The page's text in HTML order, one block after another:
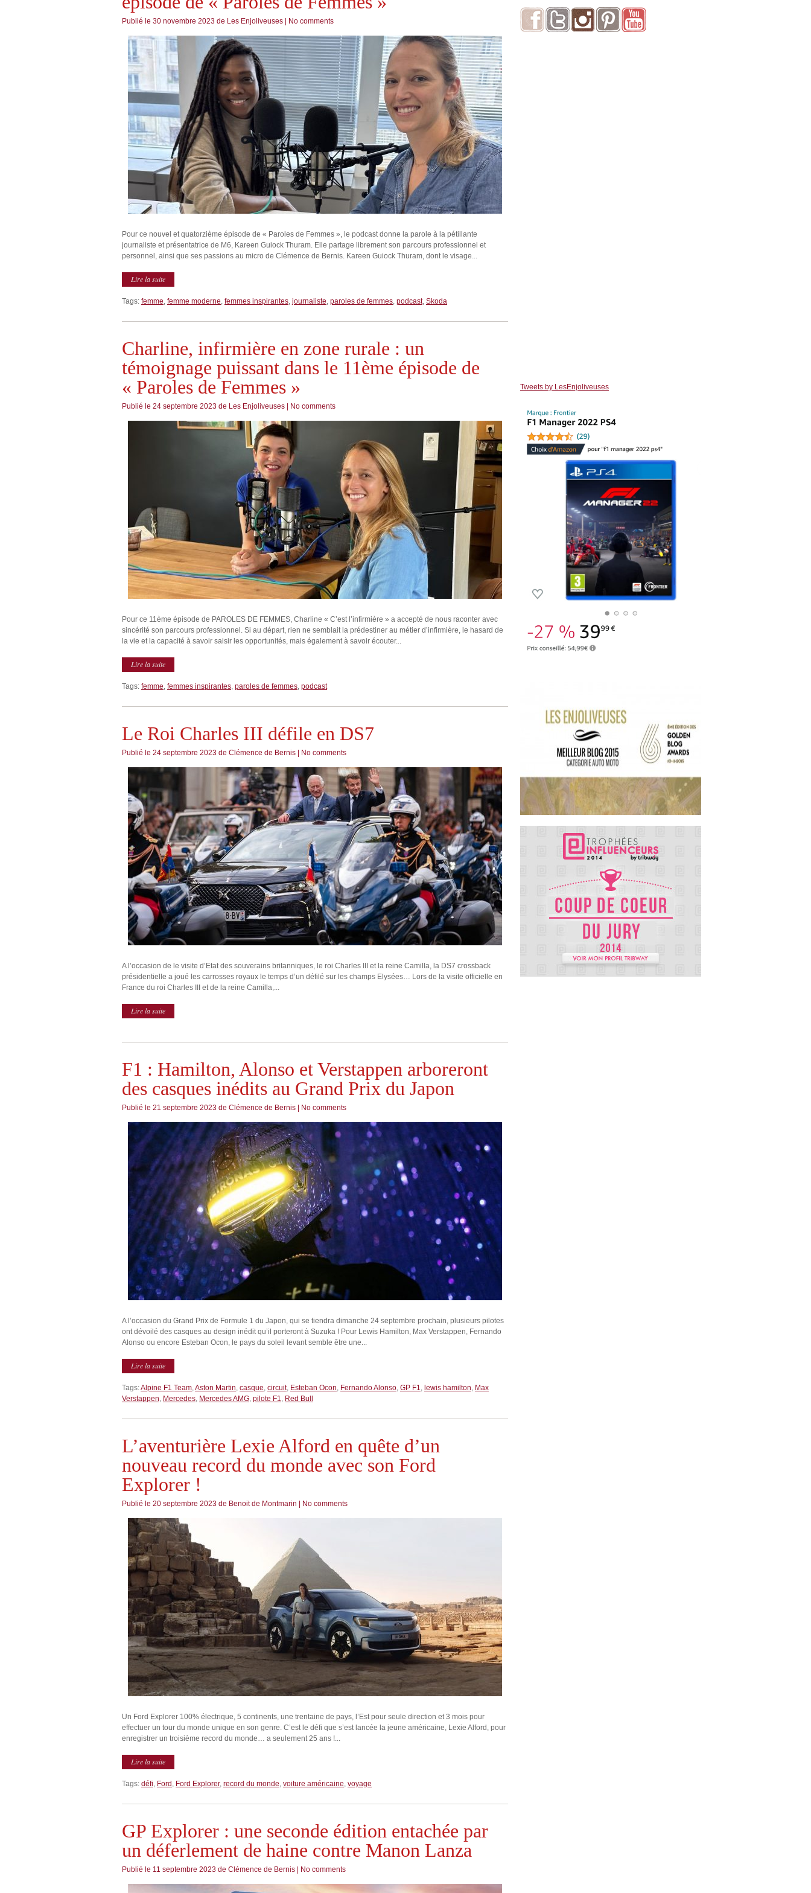
Tweets by LesEnjoliveuses
Publié le 30 novembre 2023 de Les Enjoliveuses No comments
Pour ce nouvel et quatorzième épisode de « Paroles de Femmes », le podcast donne la parole à la pétillante
journaliste et présentatrice de M6, Kareen Guiock Thuram. Elle partage librement son parcours professionnel et
personnel, ainsi que ses passions au micro de Clémence de Bernis. Kareen Guiock Thuram, dont le visage...
Lire la suite
Tags: femme, femme moderne, femmes inspirantes, journaliste, paroles de femmes, podcast, Skoda
Charline, infirmière en zone rurale : un
témoignage puissant dans le 11ème épisode de
« Paroles de Femmes »
Publié le 24 septembre 2023 de Les Enjoliveuses No comments
Pour ce 11ème épisode de PAROLES DE FEMMES, Charline « C’est l’infirmière » a accepté de nous raconter avec
sincérité son parcours professionnel. Si au départ, rien ne semblait la prédestiner au métier d’infirmière, le hasard de
la vie et la capacité à savoir saisir les opportunités, mais également à savoir écouter...
Lire la suite
Tags: femme, femmes inspirantes, paroles de femmes, podcast
Le Roi Charles III défile en DS7
Publié le 24 septembre 2023 de Clémence de Bernis No comments
A l’occasion de le visite d’Etat des souverains britanniques, le roi Charles III et la reine Camilla, la DS7 crossback
présidentielle a joué les carrosses royaux le temps d’un défilé sur les champs Elysées… Lors de la visite officielle en
France du roi Charles III et de la reine Camilla,...
Lire la suite
F1 : Hamilton, Alonso et Verstappen arboreront
des casques inédits au Grand Prix du Japon
Publié le 21 septembre 2023 de Clémence de Bernis No comments
A l’occasion du Grand Prix de Formule 1 du Japon, qui se tiendra dimanche 24 septembre prochain, plusieurs pilotes
ont dévoilé des casques au design inédit qu’il porteront à Suzuka ! Pour Lewis Hamilton, Max Verstappen, Fernando
Alonso ou encore Esteban Ocon, le pays du soleil levant semble être une...
Lire la suite
Tags:Alpine F1 Team,Aston Martin, casque, circuit, Esteban Ocon, Fernando Alonso, GP F1, lewis hamilton, Max
Verstappen, Mercedes, Mercedes AMG, pilote F1, Red Bull
L’aventurière Lexie Alford en quête d’un
nouveau record du monde avec son Ford
Explorer !
Publié le 20 septembre 2023 de Benoit de Montmarin No comments
Un Ford Explorer 100% électrique, 5 continents, une trentaine de pays, l’Est pour seule direction et 3 mois pour
effectuer un tour du monde unique en son genre. C’est le défi que s’est lancée la jeune américaine, Lexie Alford, pour
enregistrer un troisième record du monde… a seulement 25 ans !...
Lire la suite
Tags: défi, Ford , Ford Explorer, record du monde, voiture américaine, voyage
GP Explorer : une seconde édition entachée par
un déferlement de haine contre Manon Lanza
Publié le 11 septembre 2023 de Clémence de Bernis No comments